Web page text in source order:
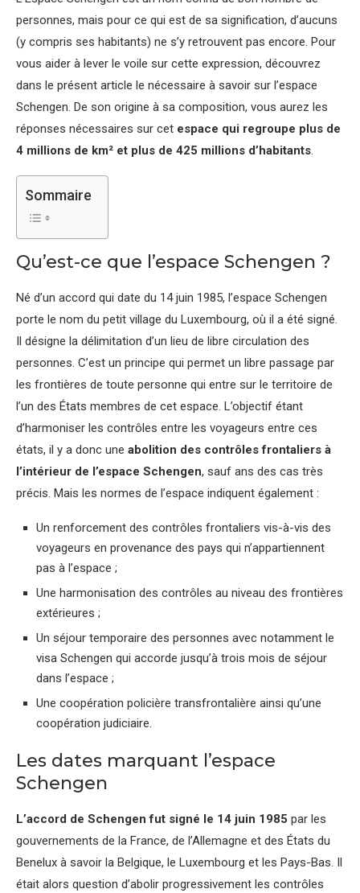
personnes, mais pour ce qui est de sa signification, d’aucuns
(y compris ses habitants) ne s’y retrouvent pas encore. Pour
vous aider à lever le voile sur cette expression, découvrez
dans le présent article le nécessaire à savoir sur l’espace
Schengen. De son origine à sa composition, vous aurez les
réponses nécessaires sur cet espace qui regroupe plus de
4 millions de km² et plus de 425 millions d’habitants.
Sommaire
Qu’est-ce que l’espace Schengen ?
Né d’un accord qui date du 14 juin 1985, l’espace Schengen
porte le nom du petit village du Luxembourg, où il a été signé.
Il désigne la délimitation d’un lieu de libre circulation des
personnes. C’est un principe qui permet un libre passage par
les frontières de toute personne qui entre sur le territoire de
l’un des États membres de cet espace. L’objectif étant
d’harmoniser les contrôles entre les voyageurs entre ces
états, il y a donc une abolition des contrôles frontaliers à
l’intérieur de l’espace Schengen, sauf ans des cas très
précis. Mais les normes de l’espace indiquent également :
Un renforcement des contrôles frontaliers vis-à-vis des
voyageurs en provenance des pays qui n’appartiennent
pas à l’espace ;
Une harmonisation des contrôles au niveau des frontières
extérieures ;
Un séjour temporaire des personnes avec notamment le
visa Schengen qui accorde jusqu’à trois mois de séjour
dans l’espace ;
Une coopération policière transfrontalière ainsi qu’une
coopération judiciaire.
Les dates marquant l’espace
Schengen
L’accord de Schengen fut signé le 14 juin 1985 par les
gouvernements de la France, de l’Allemagne et des États du
Benelux à savoir la Belgique, le Luxembourg et les Pays-Bas. Il
était alors question d’abolir progressivement les contrôles